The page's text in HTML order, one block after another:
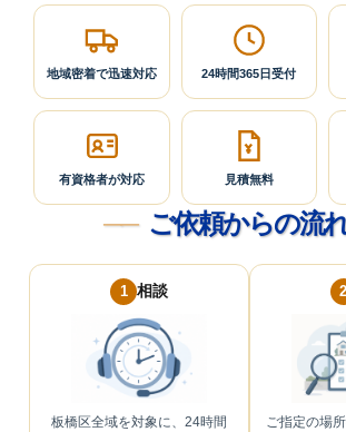
地域密着で迅速対応 24時間365日受付
有資格者が対応 見積無料
ご依頼からの流
1 相談
板橋区全域を対象に、24時間
2
ご指定の場